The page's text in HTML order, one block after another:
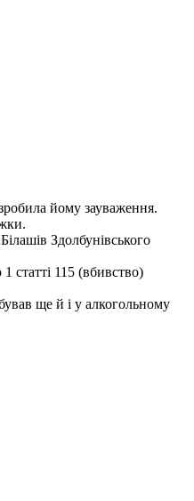
йому зауваження.
Здолбунівського
статті 115 (вбивство)
ще й і у алкогольному